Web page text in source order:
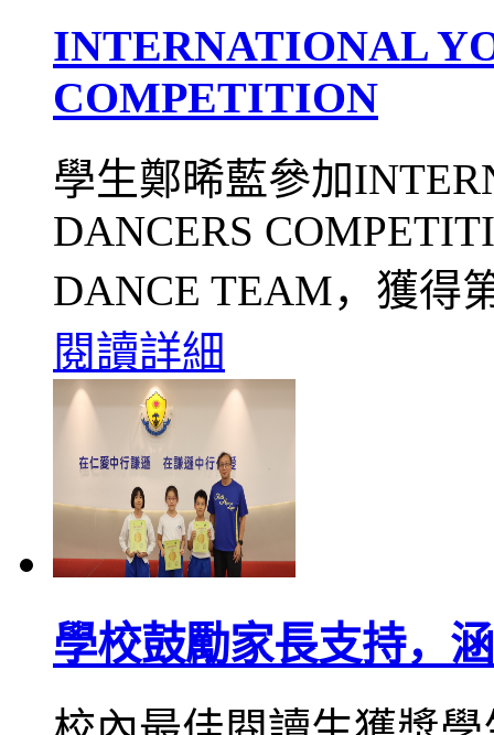
INTERNATIONAL
COMPETITION
學生鄭晞藍參加
DANCERS
DANCE TEAM，獲得
閱讀詳細
學校鼓勵家長支持，